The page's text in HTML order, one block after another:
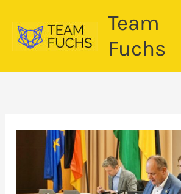
Inhalt
springen
Team
Fuchs